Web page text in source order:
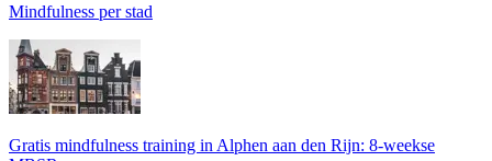
Mindfulness per stad
Gratis mindfulness training in Alphen aan den Rijn: 8-weekse